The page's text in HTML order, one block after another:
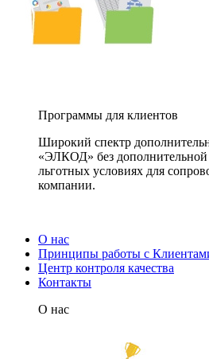
Программы для клиентов
Широкий спектр
«ЭЛКОД» без
льготных условиях для
компании.
О нас
Принципы работы с
Центр контроля качества
Контакты
О нас